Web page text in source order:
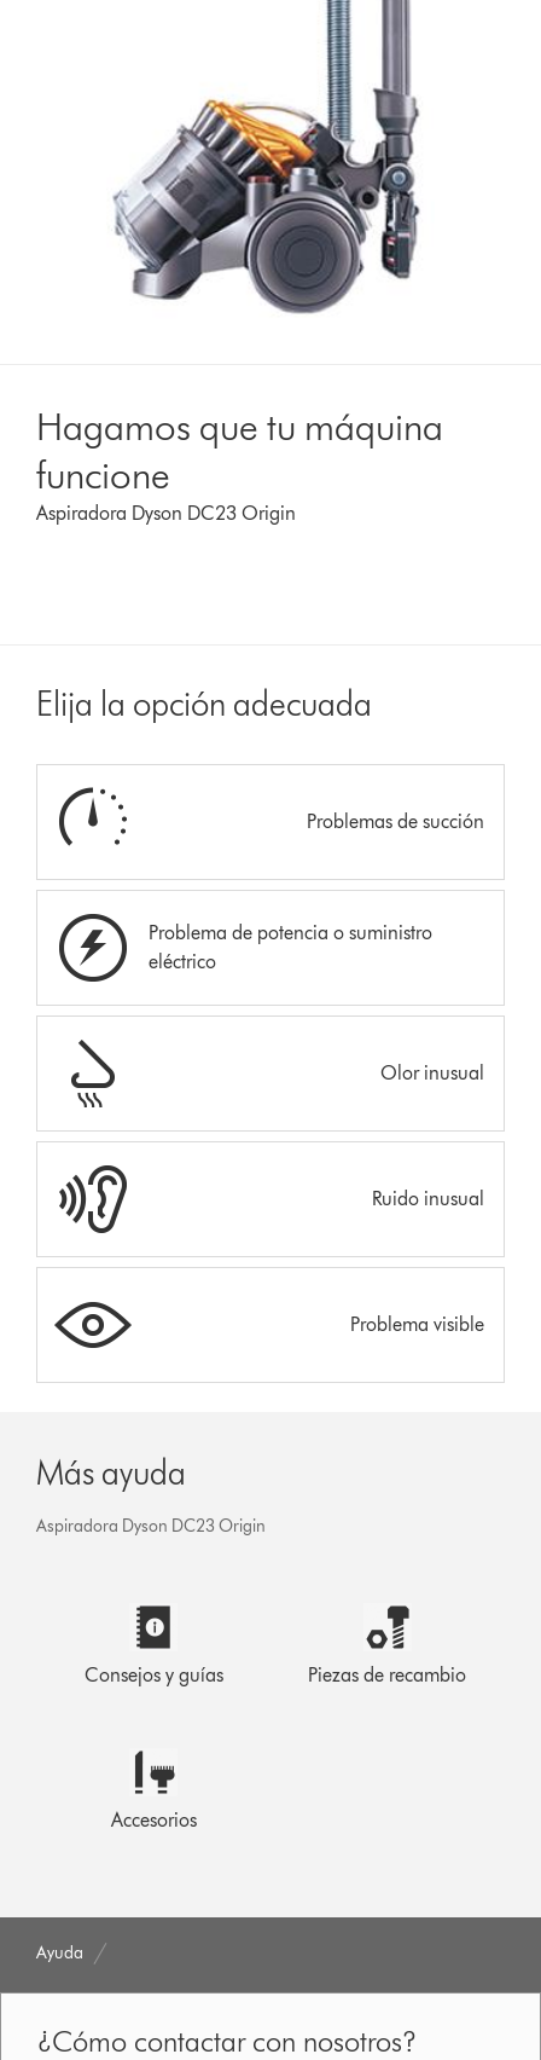
Hagamos que tu máquina
funcione
Aspiradora Dyson DC23 Origin
Elija la opción adecuada
Problemas de succión
Problema de potencia o suministro
eléctrico
Olor inusual
Ruido inusual
Problema visible
Más ayuda
Aspiradora Dyson DC23 Origin
Consejos y guías Piezas de recambio
Accesorios
Ayuda
¿Cómo contactar con nosotros?